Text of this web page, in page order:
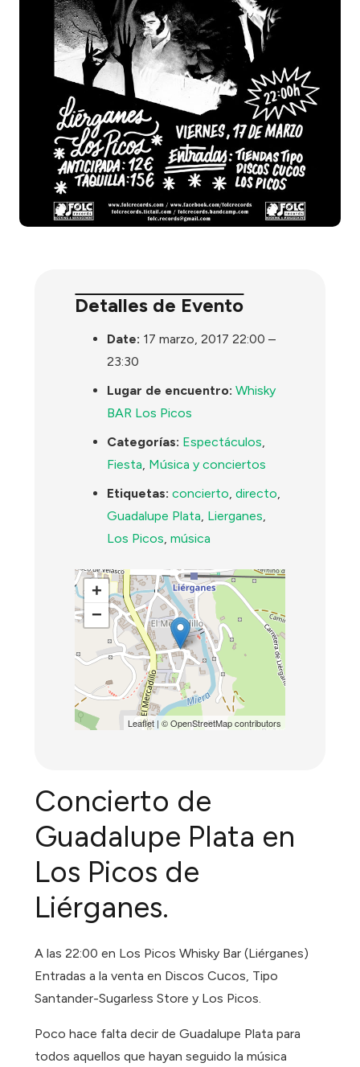
Detalles de Evento
Date: 17 marzo, 2017 22:00 –
23:30
Lugar de encuentro: Whisky
BAR Los Picos
Categorías: Espectáculos,
Fiesta, Música y conciertos
Etiquetas: concierto,directo,
Guadalupe Plata, Lierganes,
Los Picos,música
+
−
Leaflet| ©OpenStreetMapcontributors
Concierto de
Guadalupe Plata en
Los Picos de
Liérganes.
A las 22:00 en Los Picos Whisky Bar (Liérganes)
Entradas a la venta en Discos Cucos, Tipo
Santander-Sugarless Store y Los Picos.
Poco hace falta decir de Guadalupe Plata para
todos aquellos que hayan seguido la música